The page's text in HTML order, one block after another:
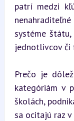
patrí medzi
systéme
jednotlivcov či
Prečo je
kategóriám v
školách,
sa ocitajú raz